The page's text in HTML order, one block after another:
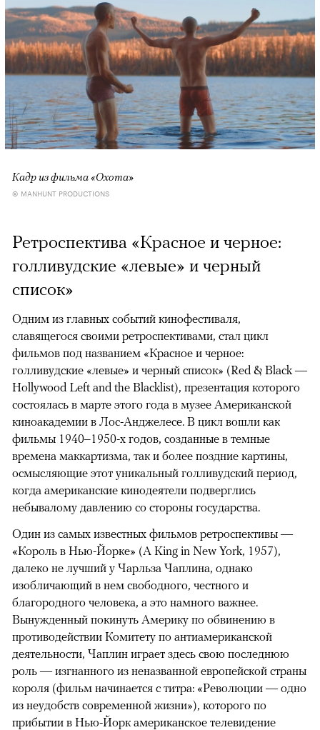
Кадр из фильма «Охота»
© MANHUNT PRODUCTIONS
Ретроспектива «Красное и черное:
голливудские «левые» и черный
список»
Одним из главных событий кинофестиваля,
славящегося своими ретроспективами, стал цикл
фильмов под названием «Красное и черное:
голливудские «левые» и черный список» (Red & Black —
Hollywood Left and the Blacklist), презентация которого
состоялась в марте этого года в музее Американской
киноакадемии в Лос-Анджелесе. В цикл вошли как
фильмы 1940–1950-х годов, созданные в темные
времена маккартизма, так и более поздние картины,
осмысляющие этот уникальный голливудский период,
когда американские кинодеятели подверглись
небывалому давлению со стороны государства.
Один из самых известных фильмов ретроспективы —
«Король в Нью-Йорке» (A King in New York, 1957),
далеко не лучший у Чарльза Чаплина, однако
изобличающий в нем свободного, честного и
благородного человека, а это намного важнее.
Вынужденный покинуть Америку по обвинению в
противодействии Комитету по антиамериканской
деятельности, Чаплин играет здесь свою последнюю
роль — изгнанного из неназванной европейской страны
короля (фильм начинается с титра: «Революции — одно
из неудобств современной жизни»), которого по
прибытии в Нью-Йорк американское телевидение